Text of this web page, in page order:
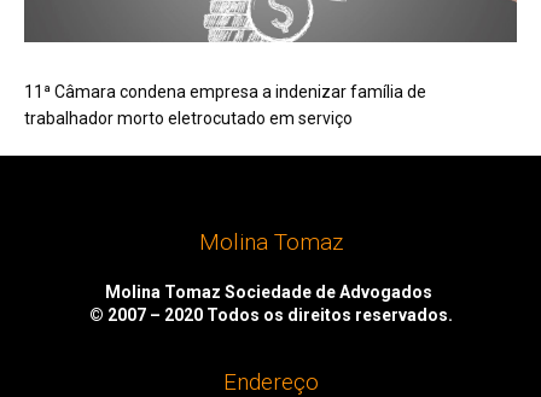
11ª Câmara condena empresa a indenizar família de
trabalhador morto eletrocutado em serviço
Molina Tomaz
Molina Tomaz Sociedade de Advogados
© 2007 – 2020 Todos os direitos reservados.
Endereço